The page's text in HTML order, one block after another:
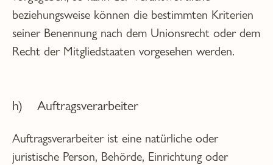
beziehungsweise können die bestimmten Kriterien
seiner Benennung nach dem Unionsrecht oder dem
Recht der Mitgliedstaaten vorgesehen werden.
h) Auftragsverarbeiter
Auftragsverarbeiter ist eine natürliche oder
juristische Person, Behörde, Einrichtung oder